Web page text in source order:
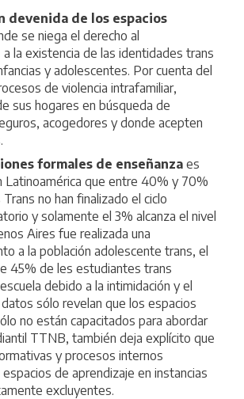
devenida de los espacios
se niega el derecho al
la existencia de las identidades trans
y adolescentes. Por cuenta del
de violencia intrafamiliar,
sus hogares en búsqueda de
acogedores y donde acepten
formales de enseñanza es
Latinoamérica que entre 40% y 70%
no han finalizado el ciclo
y solamente el 3% alcanza el nivel
Aires fue realizada una
a la población adolescente trans, el
45% de les estudiantes trans
debido a la intimidación y el
sólo revelan que los espacios
no están capacitados para abordar
TTNB, también deja explícito que
y procesos internos
de aprendizaje en instancias
excluyentes.